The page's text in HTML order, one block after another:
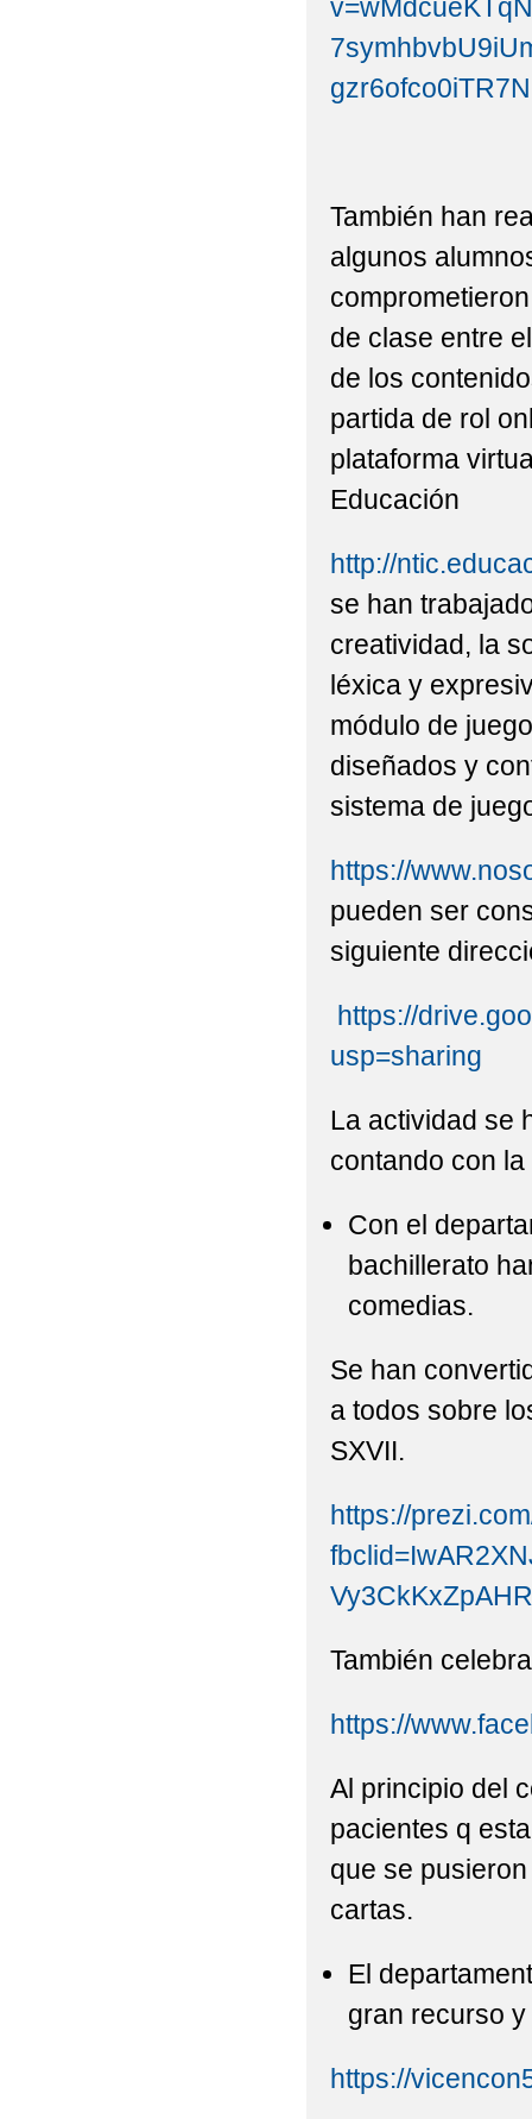
También han
algunos
de clase entre
de los
partida de rol
plataforma
Educación
http://
se han
creatividad, la
léxica y
módulo de
diseñados y
sistema de
https://
pueden ser
siguiente
https://
usp=sharing
La actividad se
contando con
Con el
bachillerato
comedias.
Se han
a todos sobre
SXVII.
https://
También
https://
Al principio del
pacientes q
que se
cartas.
El
gran recurso
https://